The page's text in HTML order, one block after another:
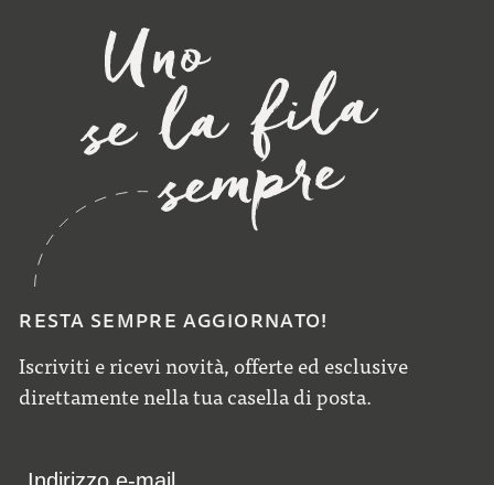
RESTA SEMPRE AGGIORNATO!
Iscriviti e ricevi novità, offerte ed esclusive
direttamente nella tua casella di posta.